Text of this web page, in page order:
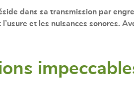
dans sa transmission par
et les nuisances sonores.